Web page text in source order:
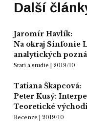
Další
Jaromír Havlík:
Na okraj Sinfonie
analytických
Stati a studie | 2019/10
Tatiana Škapcová:
Peter Kusý:
Teoretické
Recenze | 2019/10